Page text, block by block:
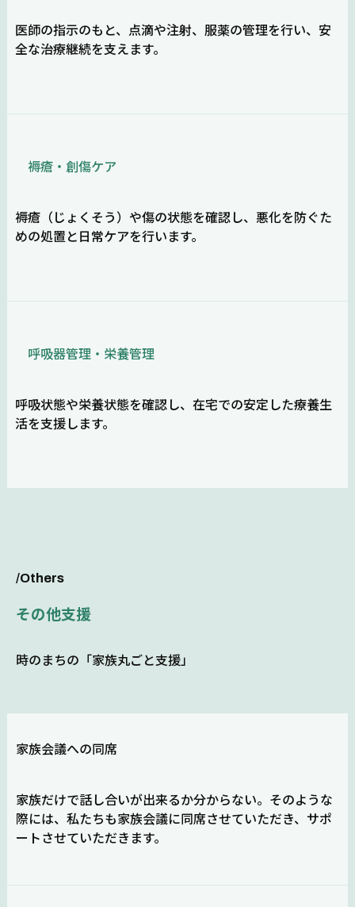
医師の指示のもと、点滴や注射、服薬の管理を行い、安
全な治療継続を支えます。
褥瘡・創傷ケア
褥瘡（じょくそう）や傷の状態を確認し、悪化を防ぐた
めの処置と日常ケアを行います。
呼吸器管理・栄養管理
呼吸状態や栄養状態を確認し、在宅での安定した療養生
活を支援します。
/Others
その他支援
時のまちの「家族丸ごと支援」
家族会議への同席
家族だけで話し合いが出来るか分からない。そのような
際には、私たちも家族会議に同席させていただき、サポ
ートさせていただきます。